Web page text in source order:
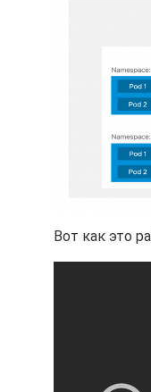
Вот как это